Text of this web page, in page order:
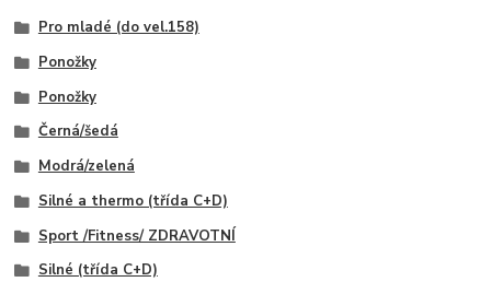
Pro mladé (do vel.158)
Ponožky
Ponožky
Černá/šedá
Modrá/zelená
Silné a thermo (třída C+D)
Sport /Fitness/ ZDRAVOTNÍ
Silné (třída C+D)